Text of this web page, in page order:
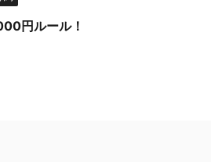
円ルール！